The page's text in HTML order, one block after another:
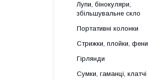
Лупи, бінокуляри,
збільшувальне скло
Портативні колонки
Стрижки, плойки, фени
Гірлянди
Сумки, гаманці, клатчі